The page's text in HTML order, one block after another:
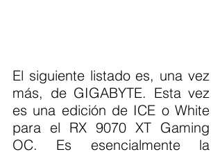
El siguiente listado es, una vez
más, de GIGABYTE. Esta vez
es una edición de ICE o White
para el RX 9070 XT Gaming
OC. Es esencialmente la